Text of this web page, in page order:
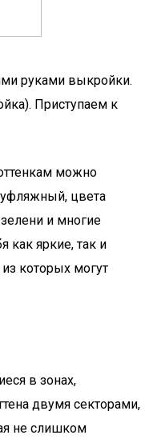
руками выкройки.
Приступаем к
можно
цвета
и многие
как яркие, так и
которых могут
в зонах,
двумя секторами,
не слишком